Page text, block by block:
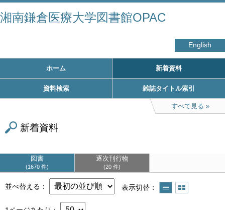
湘南鎌倉医療大学図書館OPAC
English
ホーム 新着資料
資料検索 雑誌タイトル索引
すべて見る
新着資料
図書
1670 件
逐次刊行物
20 件
並べ替える 表示切替